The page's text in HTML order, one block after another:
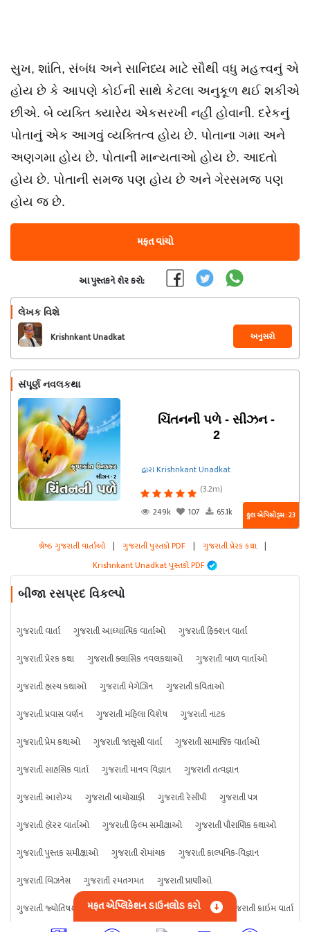
સુખ, શાંતિ, સંબંધ અને સાનિધ્ય માટે સૌથી વધુ મહત્ત્વનું એ
હોય છે કે આપણે કોઈની સાથે કેટલા અનુકૂળ થઈ શકીએ
છીએ. બે વ્યક્તિ ક્યારેય એકસરખી નહીં હોવાની. દરેકનું
પોતાનું એક આગવું વ્યક્તિત્વ હોય છે. પોતાના ગમા અને
અણગમા હોય છે. પોતાની માન્યતાઓ હોય છે. આદતો
હોય છે. પોતાની સમજ પણ હોય છે અને ગેરસમજ પણ
હોય જ છે.
મફત વાંચો
આ પુસ્તકને શેર કરો:
લેખક વિશે
Krishnkant Unadkat અનુસરો
સંપૂર્ણ નવલકથા
ચિંતનની પળે - સીઝન -
2
દ્વારા Krishnkant Unadkat
(3.2m)
249k
107 65.1k કુલ એપિસોડ્સ : 23
શ્રેષ્ઠ ગુજરાતી વાર્તાઓ | ગુજરાતી પુસ્તકો PDF | ગુજરાતી પ્રેરક કથા |
Krishnkant Unadkat પુસ્તકો PDF
બીજા રસપ્રદ વિકલ્પો
ગુજરાતી વાર્તા ગુજરાતી આધ્યાત્મિક વાર્તાઓ
ગુજરાતી ફિક્શન વાર્તા
ગુજરાતી પ્રેરક કથા
ગુજરાતી ક્લાસિક નવલકથાઓ
ગુજરાતી બાળ વાર્તાઓ
ગુજરાતી હાસ્ય કથાઓ
ગુજરાતી મેગેઝિન
ગુજરાતી કવિતાઓ
ગુજરાતી પ્રવાસ વર્ણન
ગુજરાતી મહિલા વિશેષ
ગુજરાતી નાટક
ગુજરાતી પ્રેમ કથાઓ
ગુજરાતી જાસૂસી વાર્તા
ગુજરાતી સામાજિક વાર્તાઓ
ગુજરાતી સાહસિક વાર્તા
ગુજરાતી માનવ વિજ્ઞાન
ગુજરાતી તત્વજ્ઞાન
ગુજરાતી આરોગ્ય
ગુજરાતી બાયોગ્રાફી ગુજરાતી રેસીપી
ગુજરાતી પત્ર
ગુજરાતી હૉરર વાર્તાઓ
ગુજરાતી ફિલ્મ સમીક્ષાઓ
ગુજરાતી પૌરાણિક કથાઓ
ગુજરાતી પુસ્તક સમીક્ષાઓ
ગુજરાતી રોમાંચક
ગુજરાતી કાલ્પનિક-વિજ્ઞાન
ગુજરાતી બિઝનેસ
ગુજરાતી રમતગમત
ગુજરાતી પ્રાણીઓ
ગુજરાતી જ્યોતિષશાસ્ત્ર
ગુજરાતી વિજ્ઞાન ગુજરાતી કંઈપણ ગુજરાતી ક્રાઇમ વાર્તા
મફત એપ્લિકેશન ડાઉનલોડ કરો